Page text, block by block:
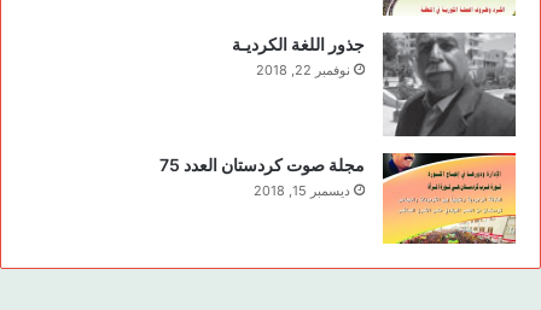
جذور اللغة الكرديـة
نوفمبر 22, 2018
مجلة صوت كردستان العدد 75
ديسمبر 15, 2018